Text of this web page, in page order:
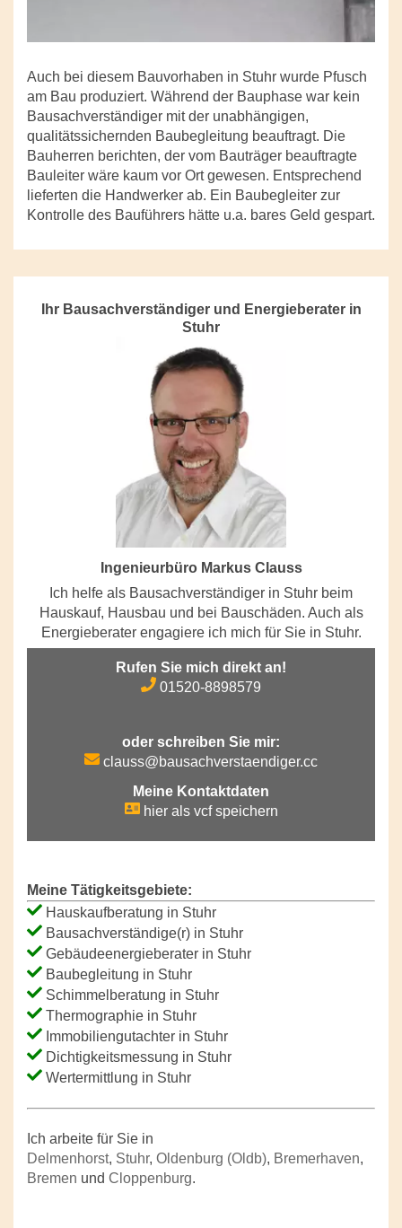
Auch bei diesem Bauvorhaben in Stuhr wurde Pfusch
am Bau produziert. Während der Bauphase war kein
Bausachverständiger mit der unabhängigen,
qualitätssichernden Baubegleitung beauftragt. Die
Bauherren berichten, der vom Bauträger beauftragte
Bauleiter wäre kaum vor Ort gewesen. Entsprechend
lieferten die Handwerker ab. Ein Baubegleiter zur
Kontrolle des Bauführers hätte u.a. bares Geld gespart.
Ihr Bausachverständiger und Energieberater in
Stuhr
Ingenieurbüro Markus Clauss
Ich helfe als Bausachverständiger in Stuhr beim
Hauskauf, Hausbau und bei Bauschäden. Auch als
Energieberater engagiere ich mich für Sie in Stuhr.
Rufen Sie mich direkt an!
01520-8898579
oder schreiben Sie mir:
clauss@bausachverstaendiger.cc
Meine Kontaktdaten
hier als vcf speichern
Meine Tätigkeitsgebiete:
Hauskaufberatung in Stuhr
Bausachverständige(r) in Stuhr
Gebäudeenergieberater in Stuhr
Baubegleitung in Stuhr
Schimmelberatung in Stuhr
Thermographie in Stuhr
Immobiliengutachter in Stuhr
Dichtigkeitsmessung in Stuhr
Wertermittlung in Stuhr
Ich arbeite für Sie in
Delmenhorst, Stuhr, Oldenburg (Oldb), Bremerhaven,
Bremen und Cloppenburg.